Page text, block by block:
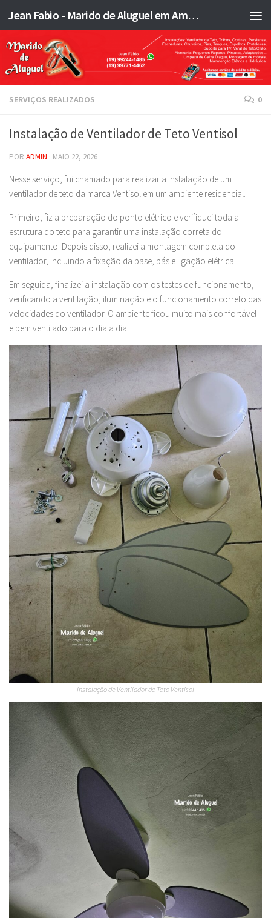
Skip to content Jean Fabio - Marido de Aluguel em Americana SP e região - JFMA
SERVIÇOS REALIZADOS 0
Instalação de Ventilador de Teto Ventisol
POR ADMIN · MAIO 22, 2026
Nesse serviço, fui chamado para realizar a instalação de um
ventilador de teto da marca Ventisol em um ambiente residencial.
Primeiro, fiz a preparação do ponto elétrico e verifiquei toda a
estrutura do teto para garantir uma instalação correta do
equipamento. Depois disso, realizei a montagem completa do
ventilador, incluindo a fixação da base, pás e ligação elétrica.
Em seguida, finalizei a instalação com os testes de funcionamento,
verificando a ventilação, iluminação e o funcionamento correto das
velocidades do ventilador. O ambiente ficou muito mais confortável
e bem ventilado para o dia a dia.
Instalação de Ventilador de Teto Ventisol